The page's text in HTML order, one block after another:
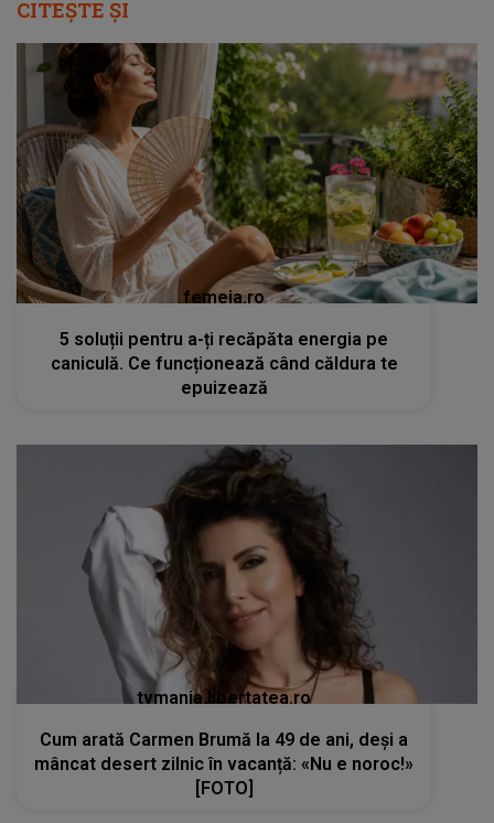
CITEȘTE ȘI
femeia.ro
5 soluții pentru a-ți recăpăta energia pe
caniculă. Ce funcționează când căldura te
epuizează
tvmania.libertatea.ro
Cum arată Carmen Brumă la 49 de ani, deși a
mâncat desert zilnic în vacanță: «Nu e noroc!»
[FOTO]